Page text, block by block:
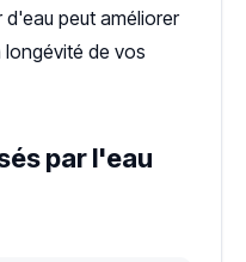
peut améliorer
de vos
par l'eau